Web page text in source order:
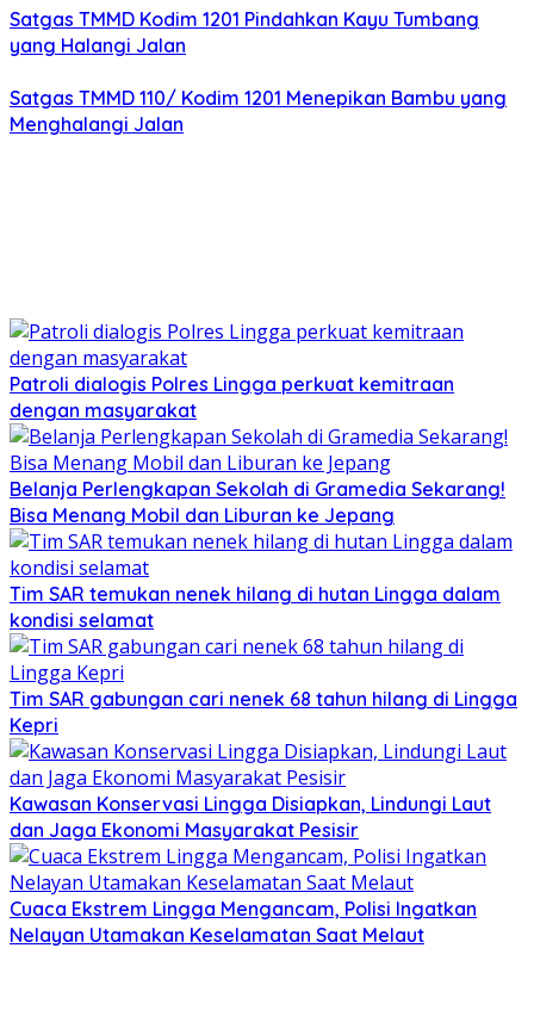
Satgas TMMD Kodim 1201 Pindahkan Kayu Tumbang
yang Halangi Jalan
Satgas TMMD 110/ Kodim 1201 Menepikan Bambu yang
Menghalangi Jalan
Patroli dialogis Polres Lingga perkuat kemitraan
dengan masyarakat
Belanja Perlengkapan Sekolah di Gramedia Sekarang!
Bisa Menang Mobil dan Liburan ke Jepang
Tim SAR temukan nenek hilang di hutan Lingga dalam
kondisi selamat
Tim SAR gabungan cari nenek 68 tahun hilang di Lingga
Kepri
Kawasan Konservasi Lingga Disiapkan, Lindungi Laut
dan Jaga Ekonomi Masyarakat Pesisir
Cuaca Ekstrem Lingga Mengancam, Polisi Ingatkan
Nelayan Utamakan Keselamatan Saat Melaut